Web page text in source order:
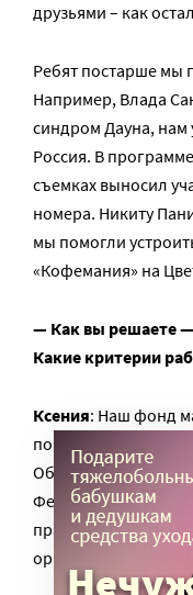
друзьями – как
Ребят постарше мы
Например, Влада
синдром Дауна, нам
Россия. В
съемках выносил
номера. Никиту
мы помогли
«Кофемания» на
— Как вы решаете —
Какие критерии
Ксения: Наш фонд
помощью – иначе нас
Обычно те, кто
Фейсбук*, мы
правило,
организованных